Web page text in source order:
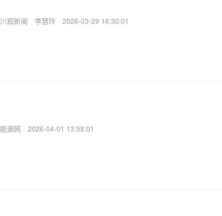
川观新闻 李慧玲 2026-03-29 16:30:01
能源网 2026-04-01 13:58:01